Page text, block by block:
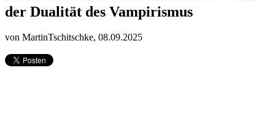
der Dualität des Vampirismus
von MartinTschitschke, 08.09.2025